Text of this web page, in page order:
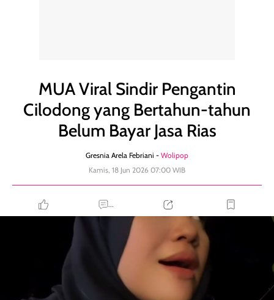
MUA Viral Sindir Pengantin
Cilodong yang Bertahun-tahun
Belum Bayar Jasa Rias
Gresnia Arela Febriani - Wolipop
Kamis, 18 Jun 2026 07:00 WIB
...